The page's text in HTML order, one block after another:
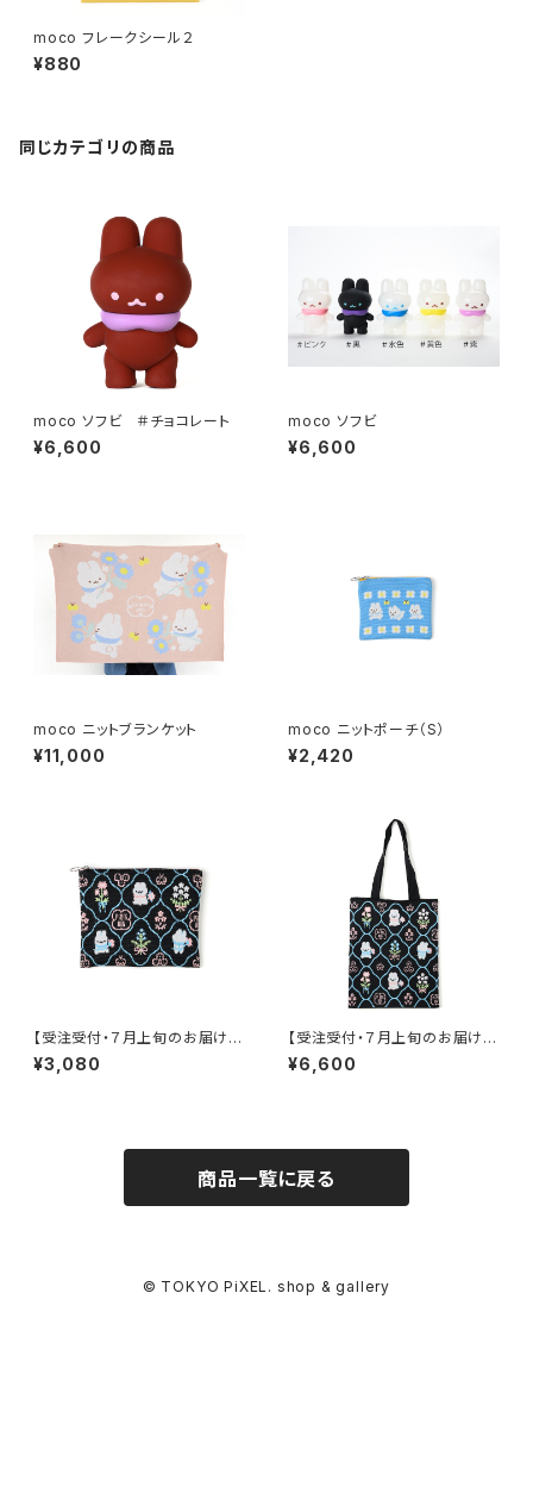
moco フレークシール２
¥880
同じカテゴリの商品
moco ソフビ ＃チョコレート
¥6,600
moco ソフビ
¥6,600
moco ニットブランケット
¥11,000
moco ニットポーチ（S）
¥2,420
【受注受付・７月上旬のお届け】
moco ニットポーチ（L）
¥3,080
【受注受付・７月上旬のお届け】
moco ニットトートバッグ
¥6,600
商品一覧に戻る
© TOKYO PiXEL. shop & gallery